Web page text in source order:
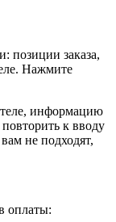
позиции заказа,
Нажмите
информацию
к вводу
не подходят,
оплаты: